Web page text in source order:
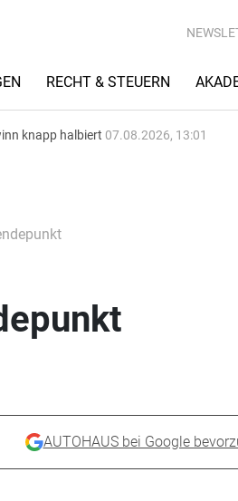
RECHT & STEUERN
knapp halbiert 07.08.2026, 13:01
AUTOHAUS bei Google